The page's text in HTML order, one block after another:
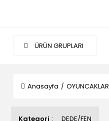
ÜRÜN GRUPLARI
Anasayfa OYUNCAKLAR
Kategori DEDE/FEN